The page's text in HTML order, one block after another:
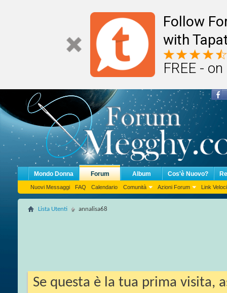
Follow
with
FREE -
Mondo Donna Forum
Nuovi Messaggi FAQ Calendario Comunità Azioni Forum Link Veloci
Album Cos'è Nuovo?
Lista Utenti annalisa68
Se questa è la tua prima visita,